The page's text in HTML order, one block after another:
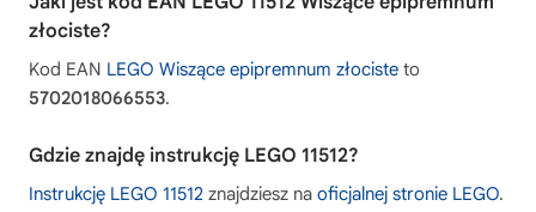
złociste?
Kod EAN LEGO Wiszące epipremnum złociste to
5702018066553.
Gdzie znajdę instrukcję LEGO 11512?
Instrukcję LEGO 11512 znajdziesz na oficjalnej stronie LEGO.